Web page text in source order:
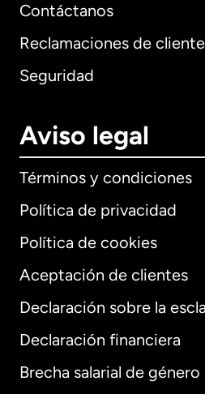
Contáctanos
Reclamaciones de
Seguridad
Aviso legal
Términos y condiciones
Política de privacidad
Política de cookies
Aceptación de clientes
Declaración sobre la
Declaración financiera
Brecha salarial de género
Internacional